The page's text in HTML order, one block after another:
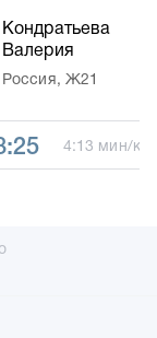
Кондратьева
Валерия
Россия, Ж21
4:13 мин/км